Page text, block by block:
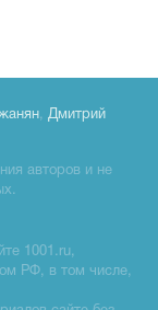
, Дмитрий
авторов и не
1001.ru,
РФ, в том числе,